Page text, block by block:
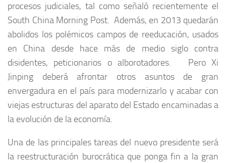
procesos judiciales, tal como señaló recientemente el
South China Morning Post. Además, en 2013 quedarán
abolidos los polémicos campos de reeducación, usados
en China desde hace más de medio siglo contra
disidentes, peticionarios o alborotadores. Pero Xi
Jinping deberá afrontar otros asuntos de gran
envergadura en el país para modernizarlo y acabar con
viejas estructuras del aparato del Estado encaminadas a
la evolución de la economía.
Una de las principales tareas del nuevo presidente será
la reestructuración burocrática que ponga fin a la gran